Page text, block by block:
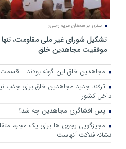
نقدی بر سخنان مریم رجوی
تشکیل شورای غیر ملی مقاومت، تنها
موفقیت مجاهدین خلق
مجاهدین خلق این گونه بودند – قسمت
ترفند جدید مجاهدین خلق برای جذب
داخل کشور
پس افشاگری مجاهدین چه شد؟
مجیزگویی رجوی ها برای یک مجرم
نشانه فلاکت آنهاست